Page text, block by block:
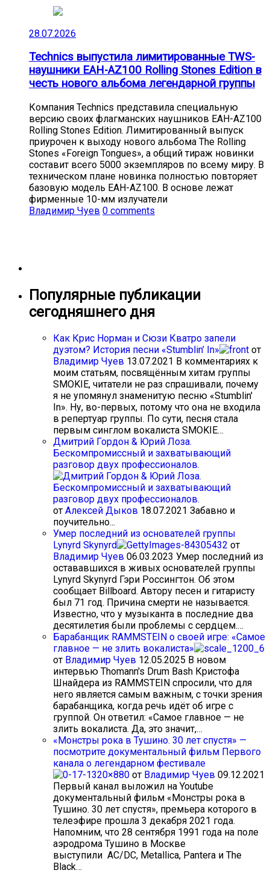
28.07.2026
Technics выпустила лимитированные TWS-
наушники EAH-AZ100 Rolling Stones Edition в
честь нового альбома легендарной группы
Компания Technics представила специальную
версию своих флагманских наушников EAH-AZ100
Rolling Stones Edition. Лимитированный выпуск
приурочен к выходу нового альбома The Rolling
Stones «Foreign Tongues», а общий тираж новинки
составит всего 5000 экземпляров по всему миру. В
техническом плане новинка полностью повторяет
базовую модель EAH-AZ100. В основе лежат
фирменные 10-мм излучатели
Владимир Чуев 0 comments
Популярные публикации
сегодняшнего дня
Как Крис Норман и Сюзи Кватро запели
дуэтом? История песни «Stumblin’ In»
от
Владимир Чуев 13.07.2021 В комментариях к
моим статьям, посвящённым хитам группы
SMOKIE, читатели не раз спрашивали, почему
я не упомянул знаменитую песню «Stumblin'
In». Ну, во-первых, потому что она не входила
в репертуар группы. По сути, песня стала
первым синглом вокалиста SMOKIE…
Дмитрий Гордон & Юрий Лоза.
Бескомпромиссный и захватывающий
разговор двух профессионалов.
от Алексей Дыков 18.07.2021 Забавно и
поучительно...
Умер последний из основателей группы
Lynyrd Skynyrd
от
Владимир Чуев 06.03.2023 Умер последний из
остававшихся в живых основателей группы
Lynyrd Skynyrd Гэри Россингтон. Об этом
сообщает Billboard. Автору песен и гитаристу
был 71 год. Причина смерти не называется.
Известно, что у музыканта в последние два
десятилетия были проблемы с сердцем.…
Барабанщик RAMMSTEIN о своей игре: «Самое
главное — не злить вокалиста»
от Владимир Чуев 12.05.2025 В новом
интервью Thomann's Drum Bash Кристофа
Шнайдера из RAMMSTEIN спросили, что для
него является самым важным, с точки зрения
барабанщика, когда речь идёт об игре с
группой. Он ответил: «Самое главное — не
злить вокалиста. Да, это значит,…
«Монстры рока в Тушино. 30 лет спустя» —
посмотрите документальный фильм Первого
канала о легендарном фестивале
от Владимир Чуев 09.12.2021
Первый канал выложил на Youtube
документальный фильм «Монстры рока в
Тушино. 30 лет спустя», премьера которого в
телеэфире прошла 3 декабря 2021 года.
Напомним, что 28 сентября 1991 года на поле
аэродрома Тушино в Москве
выступили AC/DC, Metallica, Pantera и The
Black…